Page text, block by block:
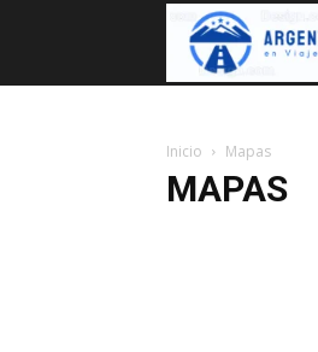
Inicio Mapas
MAPAS